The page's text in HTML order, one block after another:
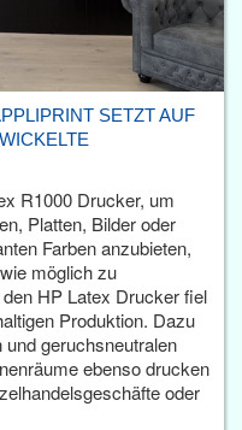
SETZT AUF
R1000 Drucker, um
Platten, Bilder oder
Farben anzubieten,
möglich zu
HP Latex Drucker fiel
Produktion. Dazu
geruchsneutralen
ebenso drucken
oder